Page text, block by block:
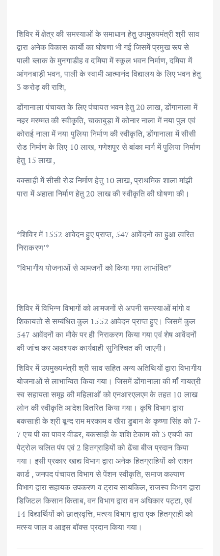
शिविर में क्षेत्र की समस्याओं के समाधान हेतु उपमुख्यमंत्री श्री साव
द्वारा अनेक विकास कार्याे का घोषणा भी गई जिसमें प्रमुख रूप से
पाली ब्लाक के मुनगाडीह व दमिया में स्कूल भवन निर्माण, दमिया में
आंगनबाड़ी भवन, पाली के स्वामी आत्मानंद विद्यालय के लिए भवन हेतु
3 करोड़ की राशि,
डोंगानाला पंचायत के लिए पंचायत भवन हेतु 20 लाख, डोंगानाला में
नहर मरम्मत की स्वीकृति, चाकाबुड़ा में कोनार नाला में नया पुल एवं
कोराई नाला में नया पुलिया निर्माण की स्वीकृति, डोंगानाला में सीसी
रोड निर्माण के लिए 10 लाख, गणेशपुर से बांका मार्ग में पुलिया निर्माण
हेतु 15 लाख ,
बक्साही में सीसी रोड निर्माण हेतु 10 लाख, प्राथमिक शाला मांझी
पारा में अहाता निर्माण हेतु 20 लाख की स्वीकृति की घोषणा की।
*शिविर में 1552 आवेदन हुए प्राप्त, 547 आवेंदनो का हुआ त्वरित
निराकरण’*
*विभागीय योजनाओं से आमजनों को किया गया लाभांवित*
शिविर में विभिन्न विभागों को आमजनों से अपनी समस्याओं मांगो व
शिकायतो से सम्बंधित कुल 1552 आवेदन प्राप्त हुए। जिसमें कुल
547 आवेंदनों का मौके पर ही निराकरण किया गया एवं शेष आवेंदनों
की जांच कर आवश्यक कार्यवाही सुनिश्चित की जाएगी।
शिविर में उपमुख्यमंत्री श्री साव सहित अन्य अतिथियों द्वारा विभागीय
योजनाओं से लाभान्वित किया गया। जिसमें डोंगानाला की माँ गायत्री
स्व सहायता समूह की महिलाओं को एनआरएलएम के तहत 10 लाख
लोन की स्वीकृति आदेश वितरित किया गया। कृषि विभाग द्वारा
बकसाही के श्री बून्द राम मरकाम व खैरा डुबान के कृष्णा सिंह को 7-
7 एच पी का पावर वीडर, बकसाही के शशि टेकाम को 3 एचपी का
पेट्रोल चलित पंप एवं 2 हितग्राहियों को ढेंचा बीज प्रदान किया
गया। इसी प्रकार खाद्य विभाग द्वारा अनेक हितग्राहियों को राशन
कार्ड , जनपद पंचायत विभाग से पेंशन स्वीकृति, समाज कल्याण
विभाग द्वारा सहायक उपकरण व ट्राय सायकिल, राजस्व विभाग द्वारा
डिजिटल किसान किताब, वन विभाग द्वारा वन अधिकार पट्टा, एवं
14 विद्यार्थियों को छात्रवृत्ति, मत्स्य विभाग द्वारा एक हितग्राही को
मत्स्य जाल व आइस बॉक्स प्रदान किया गया।